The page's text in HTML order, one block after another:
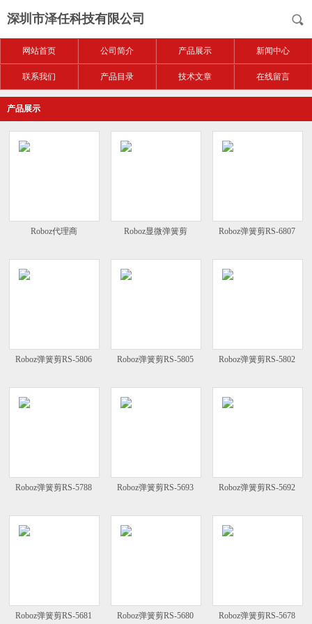
深圳市泽任科技有限公司
网站首页 公司简介 产品展示 新闻中心
联系我们 产品目录 技术文章 在线留言
产品展示
Roboz代理商 Roboz显微弹簧剪 Roboz弹簧剪RS-6807
Roboz弹簧剪RS-5806 Roboz弹簧剪RS-5805 Roboz弹簧剪RS-5802
Roboz弹簧剪RS-5788 Roboz弹簧剪RS-5693 Roboz弹簧剪RS-5692
Roboz弹簧剪RS-5681 Roboz弹簧剪RS-5680 Roboz弹簧剪RS-5678